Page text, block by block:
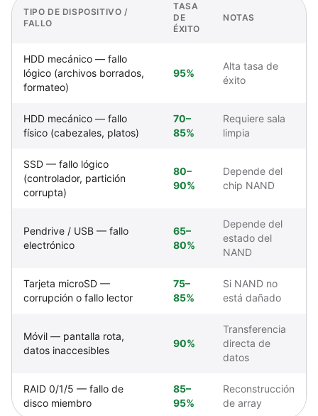
TIPO DE DISPOSITIVO /
FALLO
TASA
DE
ÉXITO
NOTAS
HDD mecánico — fallo
lógico (archivos borrados,
formateo)
95%
Alta tasa de
éxito
HDD mecánico — fallo
físico (cabezales, platos)
70–
85%
Requiere sala
limpia
SSD — fallo lógico
(controlador, partición
corrupta)
80–
90%
Depende del
chip NAND
Pendrive / USB — fallo
electrónico
65–
80%
Depende del
estado del
NAND
Tarjeta microSD —
corrupción o fallo lector
75–
85%
Si NAND no
está dañado
Móvil — pantalla rota,
datos inaccesibles
90%
Transferencia
directa de
datos
RAID 0/1/5 — fallo de
disco miembro
85–
95%
Reconstrucción
de array